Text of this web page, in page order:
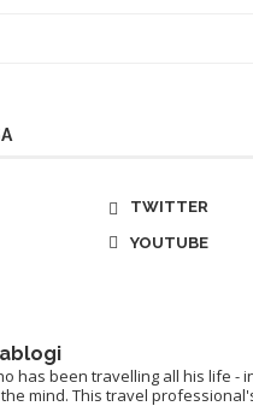
TWITTER
YOUTUBE
has been travelling all his life -
mind. This travel